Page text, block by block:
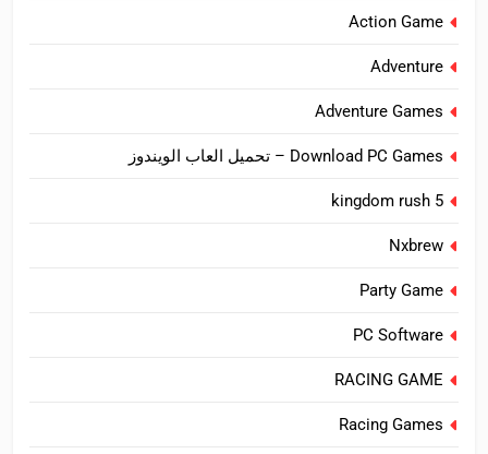
Action Game
Adventure
Adventure Games
Download PC Games – تحميل العاب الويندوز
kingdom rush 5
Nxbrew
Party Game
PC Software
RACING GAME
Racing Games